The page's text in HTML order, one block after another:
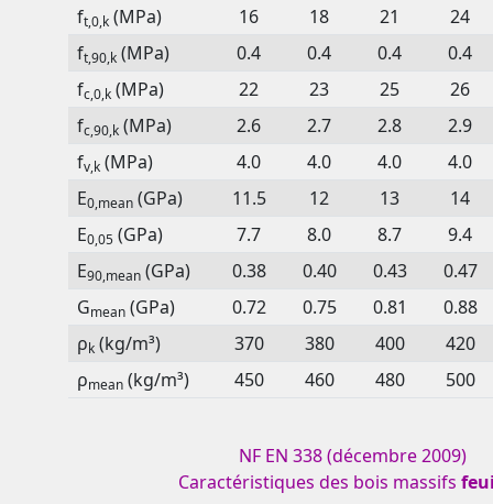
ft,0,k (MPa) 16 18 21
24
ft,90,k (MPa) 0.4 0.4 0.4
0.4
fc,0,k (MPa) 22 23 25
26
fc,90,k (MPa) 2.6 2.7 2.8
2.9
fv,k (MPa) 4.0 4.0 4.0
4.0
E0,mean (GPa) 11.5 12 13
14
E0,05 (GPa) 7.7 8.0 8.7
9.4
E90,mean (GPa) 0.38 0.40 0.43
0.47
Gmean (GPa) 0.72 0.75 0.81
0.88
ρk (kg/m³) 370 380 400
420
ρmean (kg/m³) 450 460 480 500
NF EN 338 (décembre 2009)
Caractéristiques des bois massifs